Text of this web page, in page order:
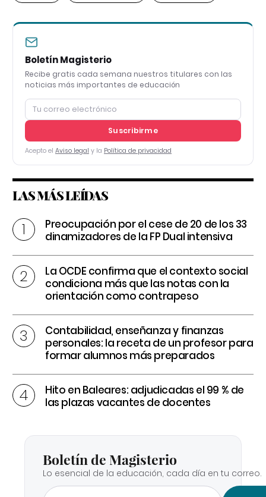
Boletín Magisterio
Recibe gratis cada semana nuestros titulares con las
noticias más importantes de educación
Suscribirme
Acepto el Aviso legal y la Política de privacidad
LAS MÁS LEÍDAS
Preocupación por el cese de 20 de los 33
dinamizadores de la FP Dual intensiva
La OCDE confirma que el contexto social
condiciona más que las notas con la
orientación como contrapeso
Contabilidad, enseñanza y finanzas
personales: la receta de un profesor para
formar alumnos más preparados
Hito en Baleares: adjudicadas el 99 % de
las plazas vacantes de docentes
Boletín de Magisterio
Lo esencial de la educación, cada día en tu correo.